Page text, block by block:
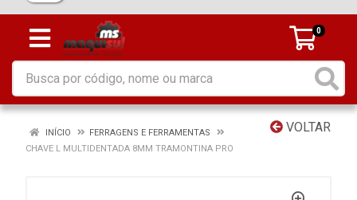
0
VOLTAR
INÍCIO
FERRAGENS E FERRAMENTAS
CHAVE L MULTIDENTADA 8MM TRAMONTINA PRO